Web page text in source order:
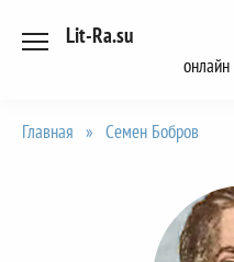
Lit-Ra.su
онлайн
Главная » Семен Бобров